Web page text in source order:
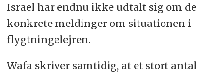
Israel har endnu ikke udtalt sig om de
konkrete meldinger om situationen i
flygtningelejren.
Wafa skriver samtidig, at et stort antal